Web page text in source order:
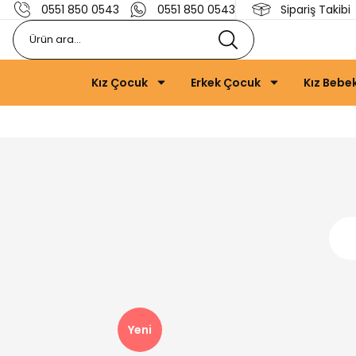
0551 850 0543 0551 850 0543 Sipariş Takibi
Kız Çocuk Erkek Çocuk Kız
Yeni